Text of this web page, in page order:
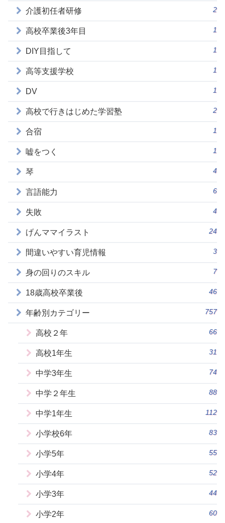
介護初任者研修 2
高校卒業後3年目 1
DIY目指して 1
高等支援学校 1
DV 1
高校で行きはじめた学習塾 2
合宿 1
嘘をつく 1
琴 4
言語能力 6
失敗 4
げんママイラスト 24
間違いやすい育児情報 3
身の回りのスキル 7
18歳高校卒業後 46
年齢別カテゴリー 757
高校２年 66
高校1年生 31
中学3年生 74
中学２年生 88
中学1年生 112
小学校6年 83
小学5年 55
小学4年 52
小学3年 44
小学2年 60